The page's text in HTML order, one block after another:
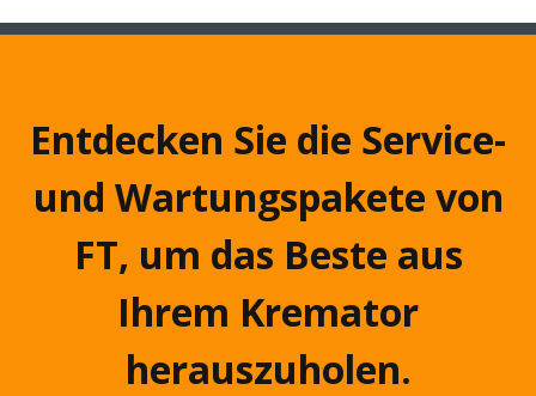
Entdecken Sie die Service-
und Wartungspakete von
FT, um das Beste aus
Ihrem Kremator
herauszuholen.